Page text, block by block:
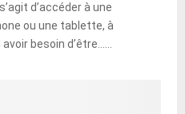
d’accéder à une
ou une tablette, à
besoin d’être......